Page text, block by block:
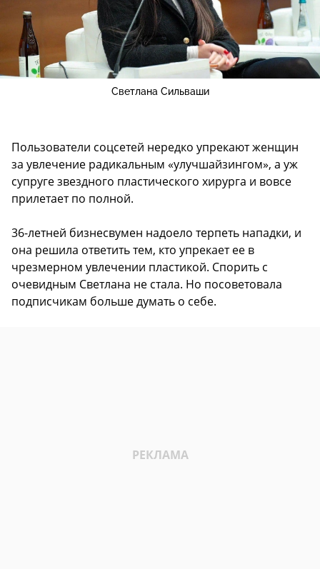
Светлана Сильваши
Пользователи соцсетей нередко упрекают женщин
за увлечение радикальным «улучшайзингом», а уж
супруге звездного пластического хирурга и вовсе
прилетает по полной.
36-летней бизнесвумен надоело терпеть нападки, и
она решила ответить тем, кто упрекает ее в
чрезмерном увлечении пластикой. Спорить с
очевидным Светлана не стала. Но посоветовала
подписчикам больше думать о себе.